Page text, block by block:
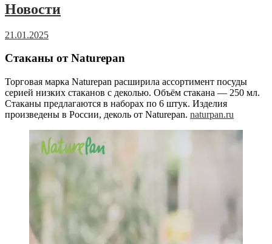
Новости
21.01.2025
Стаканы от Naturepan
Торговая марка Naturepan расширила ассортимент посуды
серией низких стаканов с деколью. Объём стакана — 250 мл.
Стаканы предлагаются в наборах по 6 штук. Изделия
произведены в России, деколь от Naturepan. naturpan.ru